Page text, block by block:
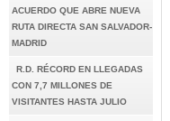
ACUERDO QUE ABRE NUEVA
RUTA DIRECTA SAN SALVADOR-
MADRID
R.D. RÉCORD EN LLEGADAS
CON 7,7 MILLONES DE
VISITANTES HASTA JULIO